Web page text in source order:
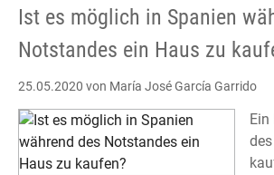
the
of
Sanitary
Ist es möglich in Spanien
Notstandes ein Haus zu
25.05.2020 von María José García Garrido